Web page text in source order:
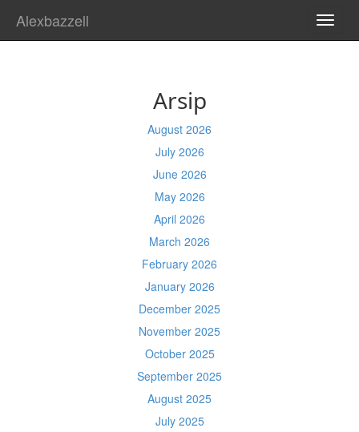
Alexbazzell
Arsip
August 2026
July 2026
June 2026
May 2026
April 2026
March 2026
February 2026
January 2026
December 2025
November 2025
October 2025
September 2025
August 2025
July 2025